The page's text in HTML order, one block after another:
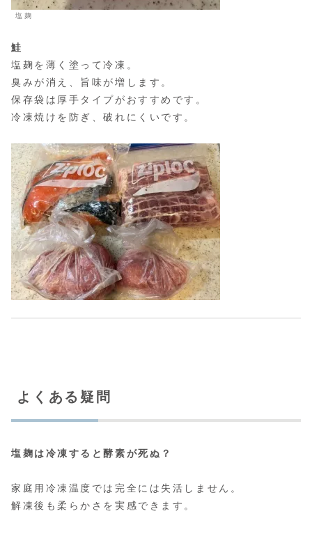
塩麹
鮭
塩麹を薄く塗って冷凍。
臭みが消え、旨味が増します。
保存袋は厚手タイプがおすすめです。
冷凍焼けを防ぎ、破れにくいです。
よくある疑問
塩麹は冷凍すると酵素が死ぬ？
家庭用冷凍温度では完全には失活しません。
解凍後も柔らかさを実感できます。